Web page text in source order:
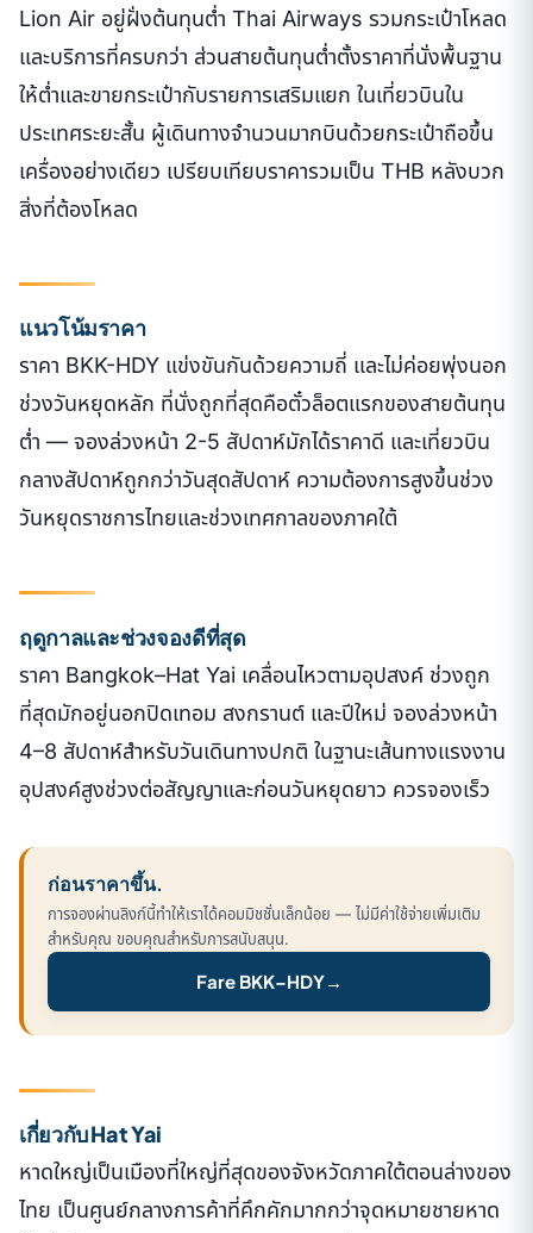
Lion Air อยู่ฝั่งต้นทุนต่ำ Thai Airways รวมกระเป๋าโหลด
และบริการที่ครบกว่า ส่วนสายต้นทุนต่ำตั้งราคาที่นั่งพื้นฐาน
ให้ต่ำและขายกระเป๋ากับรายการเสริมแยก ในเที่ยวบินใน
ประเทศระยะสั้น ผู้เดินทางจำนวนมากบินด้วยกระเป๋าถือขึ้น
เครื่องอย่างเดียว เปรียบเทียบราคารวมเป็น THB หลังบวก
สิ่งที่ต้องโหลด
แนวโน้มราคา
ราคา BKK-HDY แข่งขันกันด้วยความถี่ และไม่ค่อยพุ่งนอก
ช่วงวันหยุดหลัก ที่นั่งถูกที่สุดคือตั๋วล็อตแรกของสายต้นทุน
ต่ำ — จองล่วงหน้า 2-5 สัปดาห์มักได้ราคาดี และเที่ยวบิน
กลางสัปดาห์ถูกกว่าวันสุดสัปดาห์ ความต้องการสูงขึ้นช่วง
วันหยุดราชการไทยและช่วงเทศกาลของภาคใต้
ฤดูกาลและช่วงจองดีที่สุด
ราคา Bangkok–Hat Yai เคลื่อนไหวตามอุปสงค์ ช่วงถูก
ที่สุดมักอยู่นอกปิดเทอม สงกรานต์ และปีใหม่ จองล่วงหน้า
4–8 สัปดาห์สำหรับวันเดินทางปกติ ในฐานะเส้นทางแรงงาน
อุปสงค์สูงช่วงต่อสัญญาและก่อนวันหยุดยาว ควรจองเร็ว
ก่อนราคาขึ้น.
การจองผ่านลิงก์นี้ทำให้เราได้คอมมิชชั่นเล็กน้อย — ไม่มีค่าใช้จ่ายเพิ่มเติม
สำหรับคุณ ขอบคุณสำหรับการสนับสนุน.
Fare BKK–HDY→
เกี่ยวกับ Hat Yai
หาดใหญ่เป็นเมืองที่ใหญ่ที่สุดของจังหวัดภาคใต้ตอนล่างของ
ไทย เป็นศูนย์กลางการค้าที่คึกคักมากกว่าจุดหมายชายหาด